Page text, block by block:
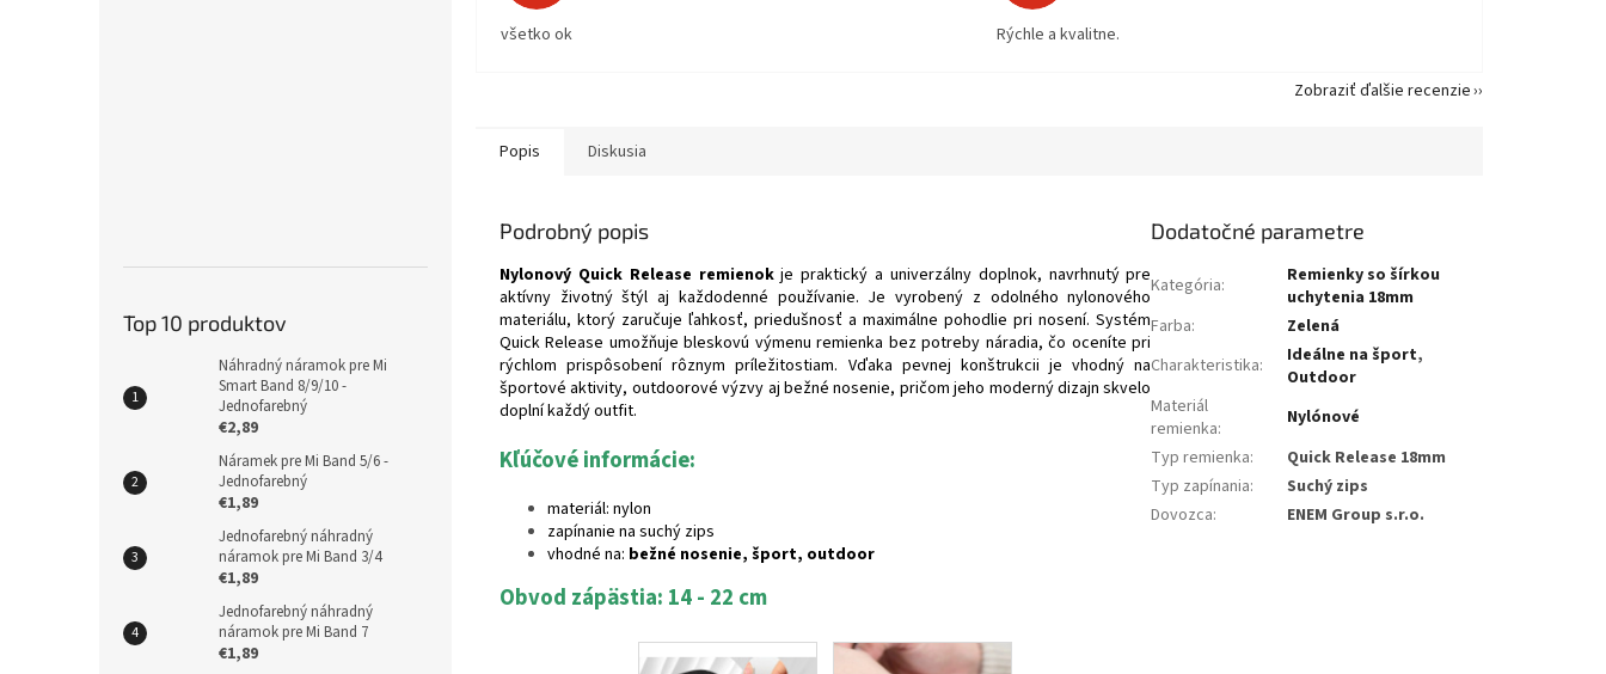
Top 10 produktov
Náhradný náramok pre Mi
Smart Band 8/9/10 -
Jednofarebný
€2,89
Náramek pre Mi Band 5/6 -
Jednofarebný
€1,89
Jednofarebný náhradný
náramok pre Mi Band 3/4
€1,89
Jednofarebný náhradný
náramok pre Mi Band 7
€1,89
Popis Diskusia
Podrobný popis
Nylonový Quick Release remienokje praktický a univerzálny doplnok, navrhnutý pre
aktívny životný štýl aj každodenné používanie. Je vyrobený z odolného nylonového
materiálu, ktorý zaručuje ľahkosť, priedušnosť a maximálne pohodlie pri nosení. Systém
Quick Release umožňuje bleskovú výmenu remienka bez potreby náradia, čo oceníte pri
rýchlom prispôsobení rôznym príležitostiam. Vďaka pevnej konštrukcii je vhodný na
športové aktivity, outdoorové výzvy aj bežné nosenie, pričom jeho moderný dizajn skvelo
doplní každý outfit.
Kľúčové informácie:
materiál: nylon
zapínanie na suchý zips
vhodné na: bežné nosenie, šport, outdoor
Obvod zápästia: 14 - 22 cm
Dodatočné parametre
Kategória:
Remienky so šírkou
uchytenia 18mm
Farba:
Zelená
Charakteristika: Ideálne na šport,
Outdoor
Materiál
remienka:
Nylónové
Typ remienka:
Quick Release 18mm
Typ zapínania:
Suchý zips
Dovozca: ENEM Group s.r.o.
všetko ok
Rýchle a kvalitne.
Zobraziť ďalšie recenzie